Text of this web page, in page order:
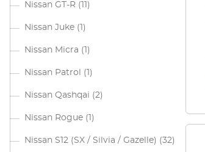
Nissan GT-R (11)
Nissan Juke (1)
Nissan Micra (1)
Nissan Patrol (1)
Nissan Qashqai (2)
Nissan Rogue (1)
Nissan S12 (SX / Silvia / Gazelle) (32)